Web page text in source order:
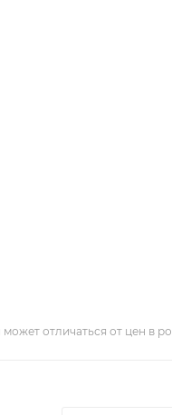
отличаться от цен в